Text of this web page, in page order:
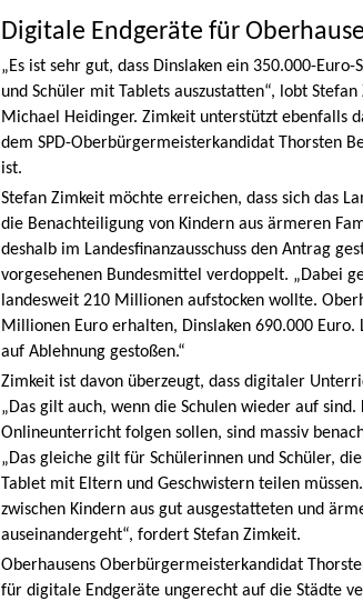
Digitale Endgeräte für
„Es ist sehr gut, dass Dinslaken ein 350.000-
und Schüler mit Tablets auszustatten“, lobt
Michael Heidinger. Zimkeit unterstützt ebenfalls
dem SPD-Oberbürgermeisterkandidat Thorsten
ist.
Stefan Zimkeit möchte erreichen, dass sich das
die Benachteiligung von Kindern aus ärmeren
deshalb im Landesfinanzausschuss den Antrag
vorgesehenen Bundesmittel verdoppelt. „Dabei
landesweit 210 Millionen aufstocken wollte.
Millionen Euro erhalten, Dinslaken 690.000
auf Ablehnung gestoßen.“
Zimkeit ist davon überzeugt, dass digitaler
„Das gilt auch, wenn die Schulen wieder auf
Onlineunterricht folgen sollen, sind massiv
„Das gleiche gilt für Schülerinnen und Schüler,
Tablet mit Eltern und Geschwistern teilen
zwischen Kindern aus gut ausgestatteten und
auseinandergeht“, fordert Stefan Zimkeit.
Oberhausens Oberbürgermeisterkandidat
für digitale Endgeräte ungerecht auf die Städte